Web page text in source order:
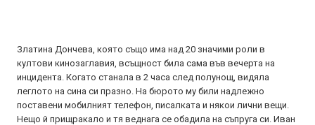
Златина Дончева, която също има над 20 значими роли в
култови кинозаглавия, всъщност била сама във вечерта на
инцидента. Когато станала в 2 часа след полунощ, видяла
леглото на сина си празно. На бюрото му били надлежно
поставени мобилният телефон, писалката и някои лични вещи.
Нещо й прищракало и тя веднага се обадила на съпруга си. Иван